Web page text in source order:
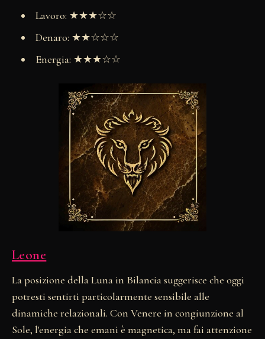
Lavoro: ★★★☆☆
Denaro: ★★☆☆☆
Energia: ★★★☆☆
Leone
La posizione della Luna in Bilancia suggerisce che oggi
potresti sentirti particolarmente sensibile alle
dinamiche relazionali. Con Venere in congiunzione al
Sole, l'energia che emani è magnetica, ma fai attenzione